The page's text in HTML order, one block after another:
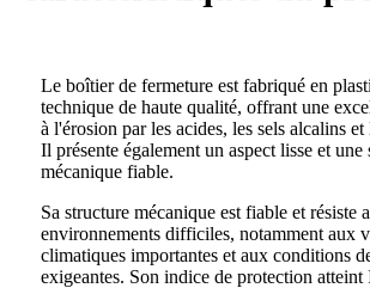
Le boîtier de fermeture est fabriqué en
technique de haute qualité, offrant une
à l'érosion par les acides, les sels alcalins
Il présente également un aspect lisse et une
mécanique fiable.
Sa structure mécanique est fiable et résiste
environnements difficiles, notamment aux
climatiques importantes et aux conditions
exigeantes. Son indice de protection atteint